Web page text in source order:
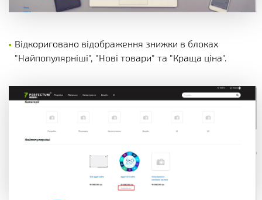
Відкориговано відображення знижки в блоках
"Найпопулярніші", "Нові товари" та "Краща ціна".